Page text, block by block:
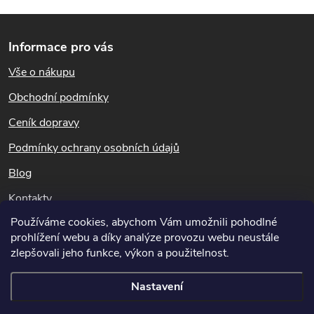
Používáme cookies, abychom Vám umožnili pohodlné
prohlížení webu a díky analýze provozu webu neustále
zlepšovali jeho funkce, výkon a použitelnost.
Nastavení
k
y
v
ý
p
i
s
u
á
p
a
Informace pro vás
Vše o nákupu
Obchodní podmínky
Ceník dopravy
Podmínky ochrany osobních údajů
Blog
Kontakty
Dotazy k objednávkám
info@hubeni-skudcu.cz